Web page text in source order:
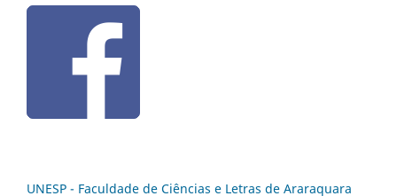
UNESP - Faculdade de Ciências e Letras de Araraquara